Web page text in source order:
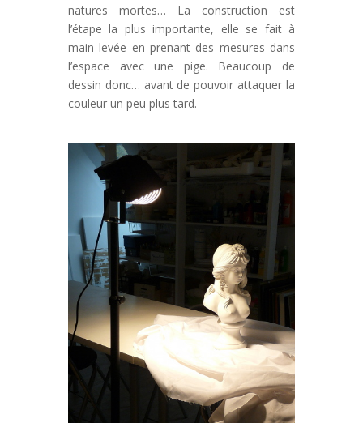
natures mortes… La construction est
l’étape la plus importante, elle se fait à
main levée en prenant des mesures dans
l’espace avec une pige. Beaucoup de
dessin donc… avant de pouvoir attaquer la
couleur un peu plus tard.